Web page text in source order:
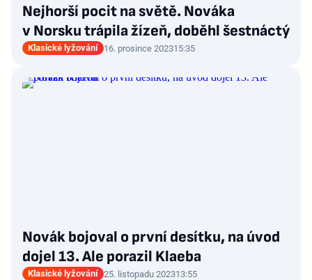
Nejhorší pocit na světě. Nováka
v Norsku trápila žízeň, doběhl šestnáctý
Klasické lyžování 16. prosince 202315:35
Novák bojoval o první desítku, na úvod
dojel 13. Ale porazil Klaeba
Klasické lyžování 25. listopadu 202313:55